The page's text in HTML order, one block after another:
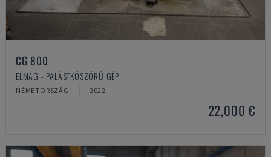
CG 800
ELMAG - PALÁSTKÖSZÖRŰ GÉP
NÉMETORSZÁG 2022
22,000 €